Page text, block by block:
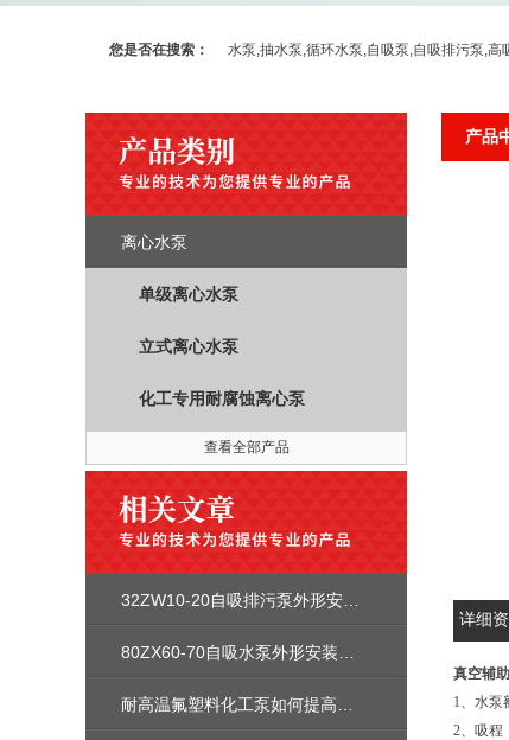
您是否在搜索： 水泵,抽水泵,循环水泵,自吸泵,自吸排污泵,高
离心水泵
单级离心水泵
立式离心水泵
化工专用耐腐蚀离心泵
查看全部产品
32ZW10-20自吸排污泵外形安装尺寸图及性能参数及价格
80ZX60-70自吸水泵外形安装尺寸_性能参数曲线图_价格
耐高温氟塑料化工泵如何提高效率及使用寿命
产品
详细资
真空辅
1、水泵
2、吸程